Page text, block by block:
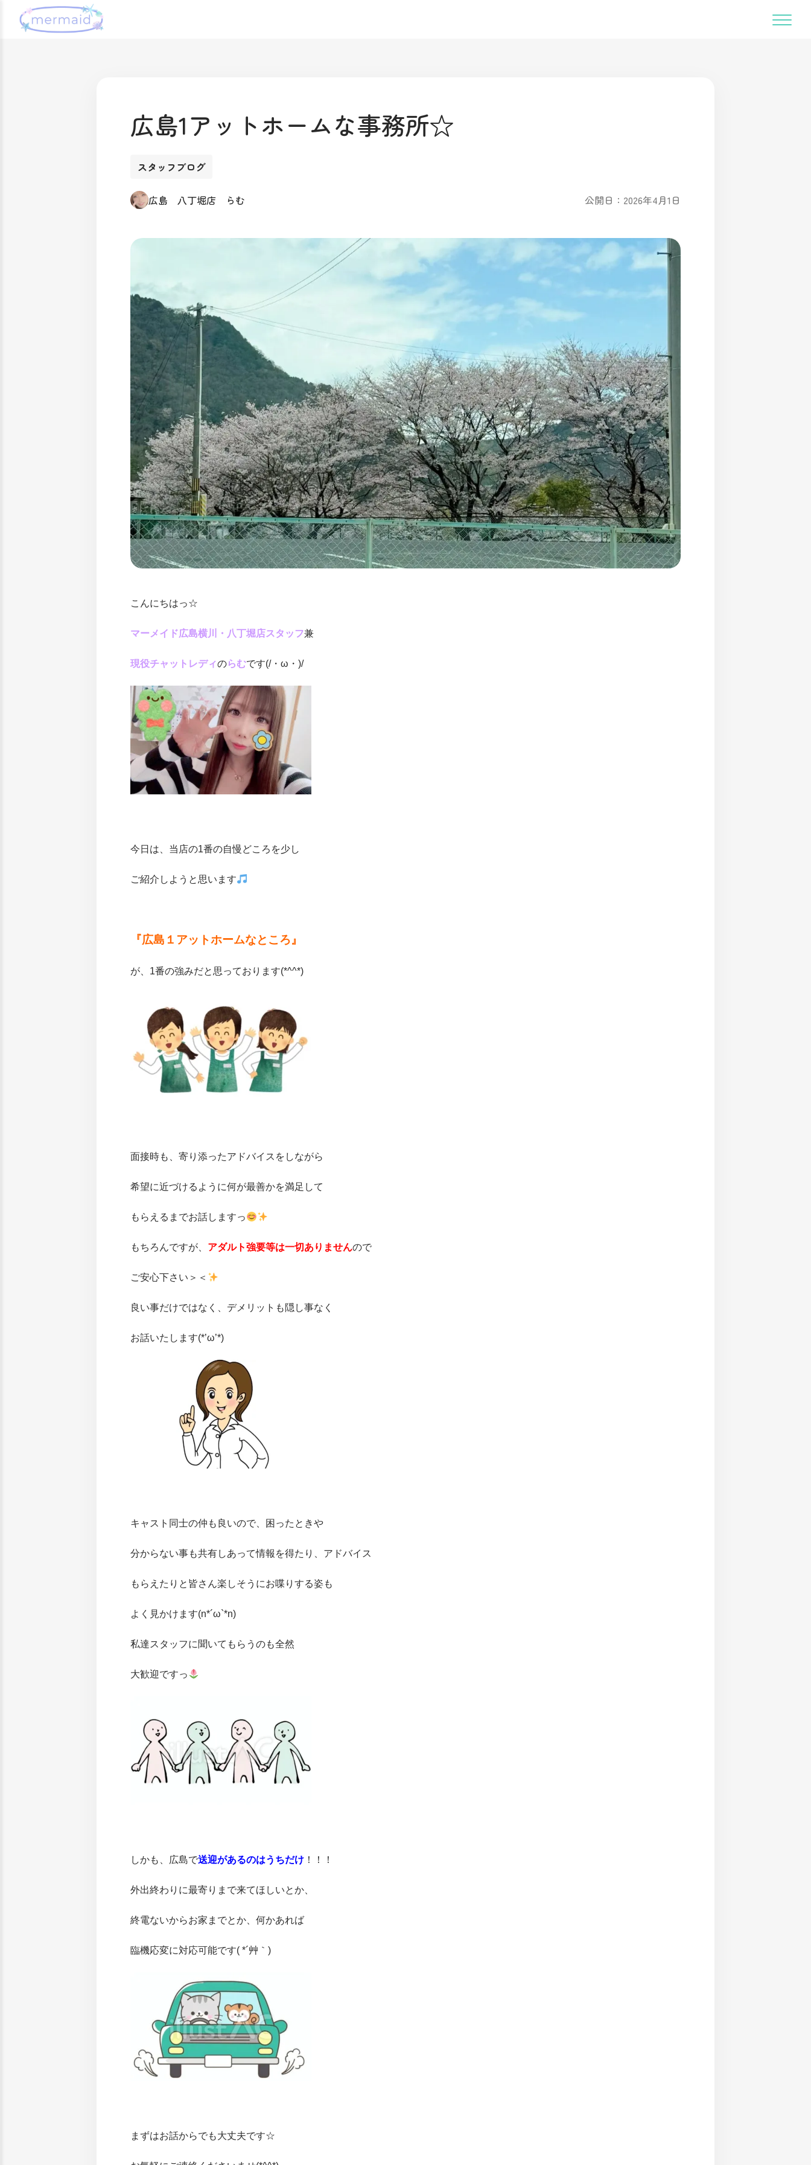
広島1アットホームな事務所☆
スタッフブログ
広島 八丁堀店 らむ 公開日：2026年4月1日
こんにちはっ☆
マーメイド広島横川・八丁堀店スタッフ兼
現役チャットレディのらむです(/・ω・)/
今日は、当店の1番の自慢どころを少し
ご紹介しようと思います
『広島１アットホームなところ』
が、1番の強みだと思っております(*^^*)
面接時も、寄り添ったアドバイスをしながら
希望に近づけるように何が最善かを満足して
もらえるまでお話しますっ
もちろんですが、 アダルト強要等は一切ありませんので
ご安心下さい＞＜
良い事だけではなく、デメリットも隠し事なく
お話いたします(*’ω’*)
キャスト同士の仲も良いので、困ったときや
分からない事も共有しあって情報を得たり、アドバイス
もらえたりと皆さん楽しそうにお喋りする姿も
よく見かけます(n*´ω`*n)
私達スタッフに聞いてもらうのも全然
大歓迎ですっ
しかも、広島で送迎があるのはうちだけ ！！！
外出終わりに最寄りまで来てほしいとか、
終電ないからお家までとか、何かあれば
臨機応変に対応可能です( *´艸｀)
まずはお話からでも大丈夫です☆